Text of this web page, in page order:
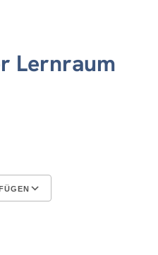
Lernraum